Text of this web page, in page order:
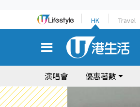
HK Travel
演唱會 優惠著數